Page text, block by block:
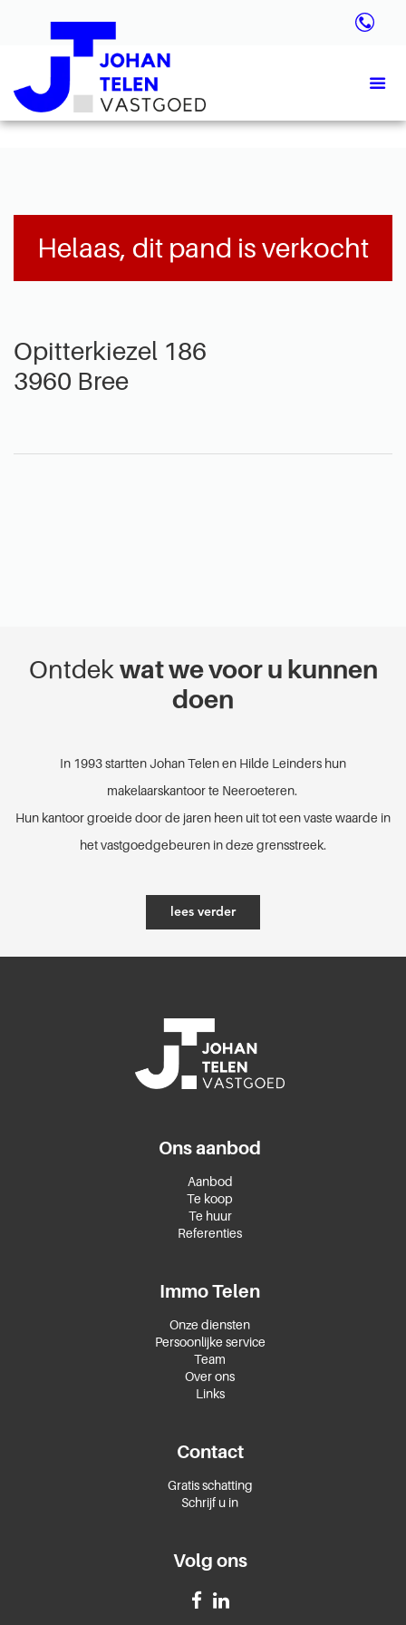
Helaas, dit pand is verkocht
Opitterkiezel 186
3960 Bree
Ontdek wat we voor u kunnen
doen
In 1993 startten Johan Telen en Hilde Leinders hun
makelaarskantoor te Neeroeteren.
Hun kantoor groeide door de jaren heen uit tot een vaste waarde in
het vastgoedgebeuren in deze grensstreek.
lees verder
Ons aanbod
Aanbod
Te koop
Te huur
Referenties
Immo Telen
Onze diensten
Persoonlijke service
Team
Over ons
Links
Contact
Gratis schatting
Schrijf u in
Volg ons